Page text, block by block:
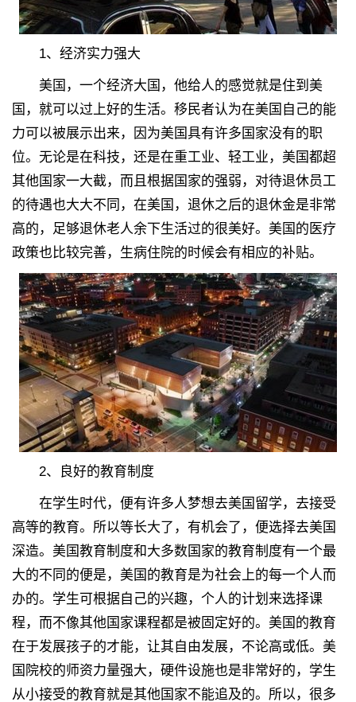
1、经济实力强大
美国，一个经济大国，他给人的感觉就是住到美
国，就可以过上好的生活。移民者认为在美国自己的能
力可以被展示出来，因为美国具有许多国家没有的职
位。无论是在科技，还是在重工业、轻工业，美国都超
其他国家一大截，而且根据国家的强弱，对待退休员工
的待遇也大大不同，在美国，退休之后的退休金是非常
高的，足够退休老人余下生活过的很美好。美国的医疗
政策也比较完善，生病住院的时候会有相应的补贴。
2、良好的教育制度
在学生时代，便有许多人梦想去美国留学，去接受
高等的教育。所以等长大了，有机会了，便选择去美国
深造。美国教育制度和大多数国家的教育制度有一个最
大的不同的便是，美国的教育是为社会上的每一个人而
办的。学生可根据自己的兴趣，个人的计划来选择课
程，而不像其他国家课程都是被固定好的。美国的教育
在于发展孩子的才能，让其自由发展，不论高或低。美
国院校的师资力量强大，硬件设施也是非常好的，学生
从小接受的教育就是其他国家不能追及的。所以，很多